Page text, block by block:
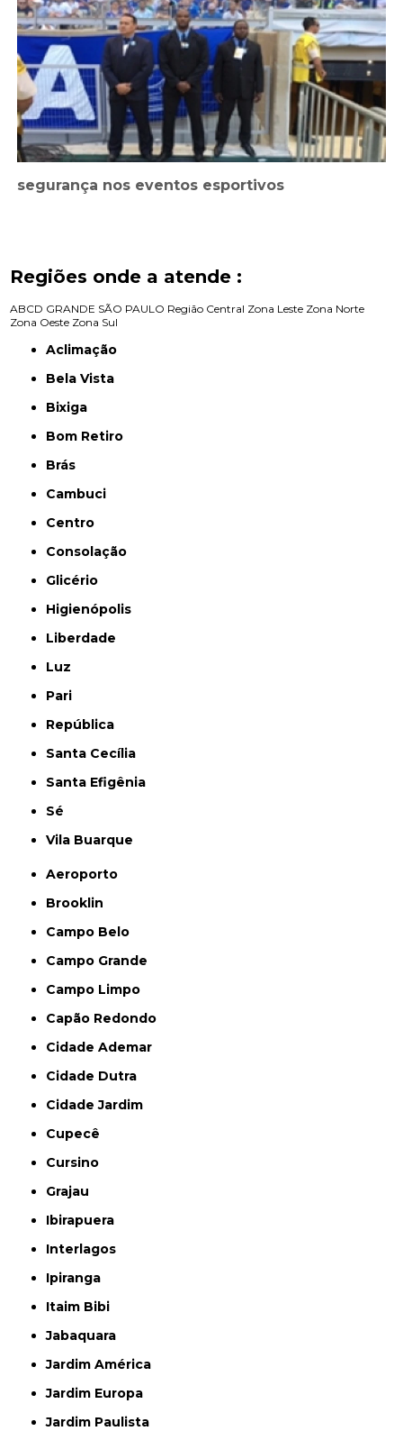
segurança nos eventos esportivos
Regiões onde a atende :
ABCD GRANDE SÃO PAULO Região Central Zona Leste Zona Norte
Zona Oeste Zona Sul
Aclimação
Bela Vista
Bixiga
Bom Retiro
Brás
Cambuci
Centro
Consolação
Glicério
Higienópolis
Liberdade
Luz
Pari
República
Santa Cecília
Santa Efigênia
Sé
Vila Buarque
Aeroporto
Brooklin
Campo Belo
Campo Grande
Campo Limpo
Capão Redondo
Cidade Ademar
Cidade Dutra
Cidade Jardim
Cupecê
Cursino
Grajau
Ibirapuera
Interlagos
Ipiranga
Itaim Bibi
Jabaquara
Jardim América
Jardim Europa
Jardim Paulista